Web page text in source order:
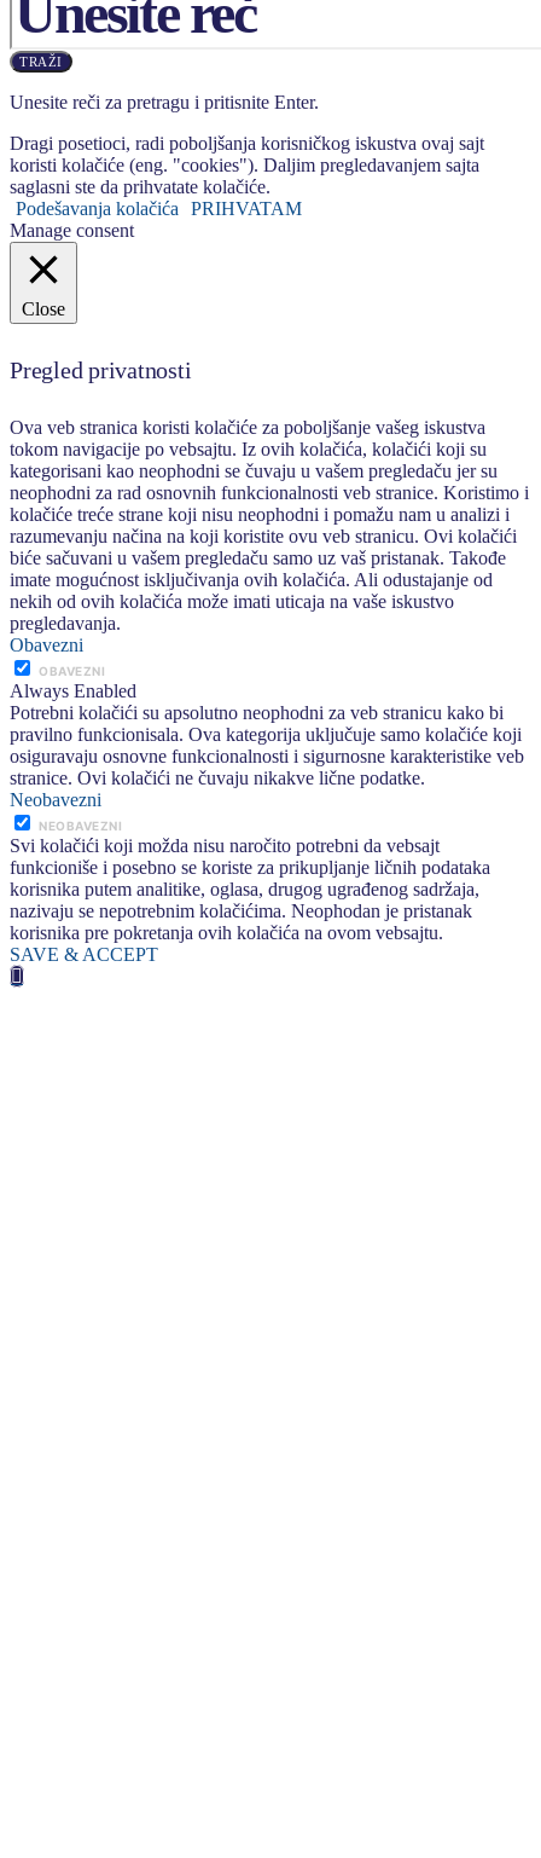
TRAŽI
Unesite reči za pretragu i pritisnite Enter.
Dragi posetioci, radi poboljšanja korisničkog iskustva ovaj sajt
koristi kolačiće (eng. "cookies"). Daljim pregledavanjem sajta
saglasni ste da prihvatate kolačiće.
Podešavanja kolačića
PRIHVATAM
Manage consent
Close
Pregled privatnosti
Ova veb stranica koristi kolačiće za poboljšanje vašeg iskustva
tokom navigacije po vebsajtu. Iz ovih kolačića, kolačići koji su
kategorisani kao neophodni se čuvaju u vašem pregledaču jer su
neophodni za rad osnovnih funkcionalnosti veb stranice. Koristimo i
kolačiće treće strane koji nisu neophodni i pomažu nam u analizi i
razumevanju načina na koji koristite ovu veb stranicu. Ovi kolačići
biće sačuvani u vašem pregledaču samo uz vaš pristanak. Takođe
imate mogućnost isključivanja ovih kolačića. Ali odustajanje od
nekih od ovih kolačića može imati uticaja na vaše iskustvo
pregledavanja.
Obavezni
OBAVEZNI
Always Enabled
Potrebni kolačići su apsolutno neophodni za veb stranicu kako bi
pravilno funkcionisala. Ova kategorija uključuje samo kolačiće koji
osiguravaju osnovne funkcionalnosti i sigurnosne karakteristike veb
stranice. Ovi kolačići ne čuvaju nikakve lične podatke.
Neobavezni
NEOBAVEZNI
Svi kolačići koji možda nisu naročito potrebni da vebsajt
funkcioniše i posebno se koriste za prikupljanje ličnih podataka
korisnika putem analitike, oglasa, drugog ugrađenog sadržaja,
nazivaju se nepotrebnim kolačićima. Neophodan je pristanak
korisnika pre pokretanja ovih kolačića na ovom vebsajtu.
SAVE & ACCEPT